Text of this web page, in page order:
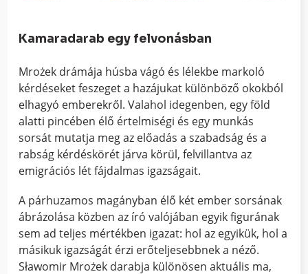
Kamaradarab egy felvonásban
Mrożek drámája húsba vágó és lélekbe markoló
kérdéseket feszeget a hazájukat különböző okokból
elhagyó emberekről. Valahol idegenben, egy föld
alatti pincében élő értelmiségi és egy munkás
sorsát mutatja meg az előadás a szabadság és a
rabság kérdéskörét járva körül, felvillantva az
emigrációs lét fájdalmas igazságait.
A párhuzamos magányban élő két ember sorsának
ábrázolása közben az író valójában egyik figurának
sem ad teljes mértékben igazat: hol az egyikük, hol a
másikuk igazságát érzi erőteljesebbnek a néző.
Sławomir Mrożek darabja különösen aktuális ma,